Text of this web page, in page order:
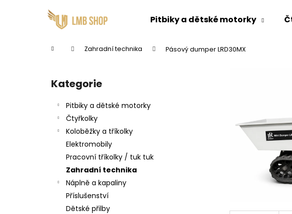
Pitbiky a dětské motorky
Domů Zahradní technika Pásový dumper LRD30MX
Přeskočit
kategorie
Kategorie
Pitbiky a dětské motorky
Čtyřkolky
Koloběžky a tříkolky
Elektromobily
Pracovní tříkolky / tuk tuk
Zahradní technika
Náplně a kapaliny
Příslušenství
Dětské přilby
Co